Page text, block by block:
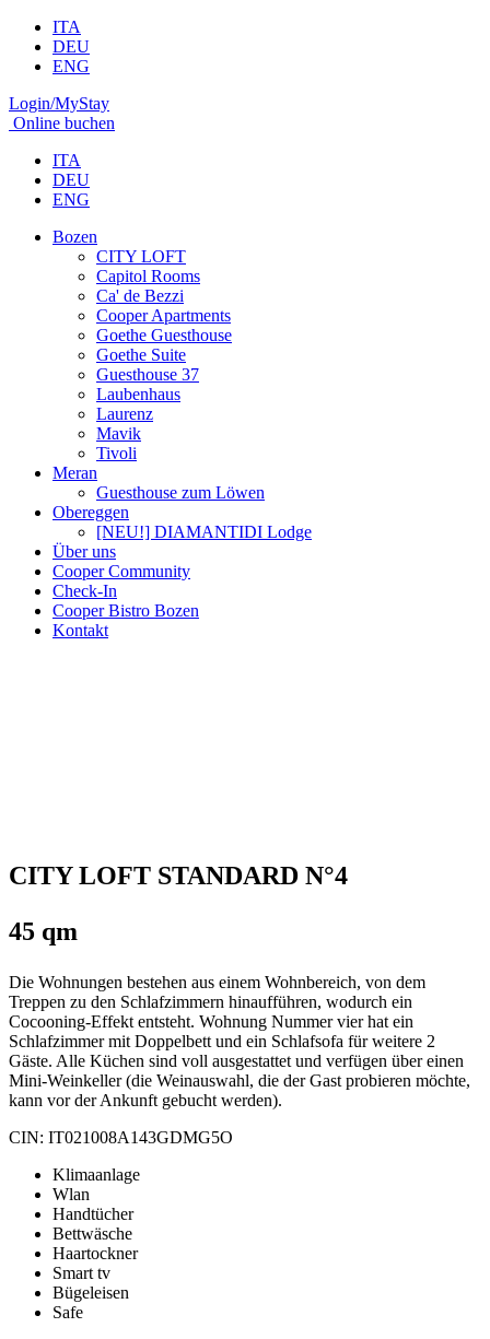
ITA
DEU
ENG
Login/MyStay
Online buchen
ITA
DEU
ENG
Bozen
CITY LOFT
Capitol Rooms
Ca' de Bezzi
Cooper Apartments
Goethe Guesthouse
Goethe Suite
Guesthouse 37
Laubenhaus
Laurenz
Mavik
Tivoli
Meran
Guesthouse zum Löwen
Obereggen
[NEU!] DIAMANTIDI Lodge
Über uns
Cooper Community
Check-In
Cooper Bistro Bozen
Kontakt
CITY LOFT STANDARD N°4
45 qm
Die Wohnungen bestehen aus einem Wohnbereich, von dem
Treppen zu den Schlafzimmern hinaufführen, wodurch ein
Cocooning-Effekt entsteht. Wohnung Nummer vier hat ein
Schlafzimmer mit Doppelbett und ein Schlafsofa für weitere 2
Gäste. Alle Küchen sind voll ausgestattet und verfügen über einen
Mini-Weinkeller (die Weinauswahl, die der Gast probieren möchte,
kann vor der Ankunft gebucht werden).
CIN: IT021008A143GDMG5O
Klimaanlage
Wlan
Handtücher
Bettwäsche
Haartockner
Smart tv
Bügeleisen
Safe